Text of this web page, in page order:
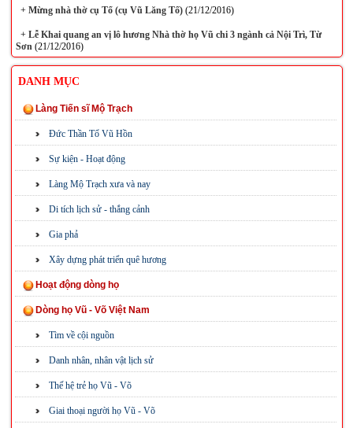
+Mừng nhà thờ cụ Tổ (cụ Vũ Lăng Tố)(21/12/2016)
+Lễ Khai quang an vị lô hương Nhà thờ họ Vũ chi 3 ngành cả Nội Trì, Từ
Sơn(21/12/2016)
DANH MỤC
Làng Tiến sĩ Mộ Trạch
Đức Thần Tổ Vũ Hồn
Sự kiện - Hoạt động
Làng Mộ Trạch xưa và nay
Di tích lịch sử - thắng cảnh
Gia phả
Xây dựng phát triển quê hương
Hoạt động dòng họ
Dòng họ Vũ - Võ Việt Nam
Tìm về cội nguồn
Danh nhân, nhân vật lịch sử
Thế hệ trẻ họ Vũ - Võ
Giai thoại người họ Vũ - Võ